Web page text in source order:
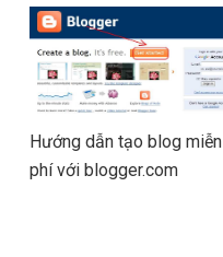
Hướng dẫn tạo blog miễn
phí với blogger.com